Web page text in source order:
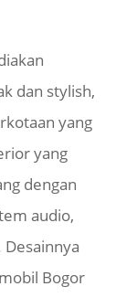
dan stylish,
yang
yang
dengan
audio,
Bogor